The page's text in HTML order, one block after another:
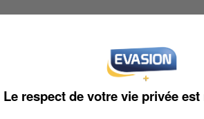
Le respect de votre vie privée